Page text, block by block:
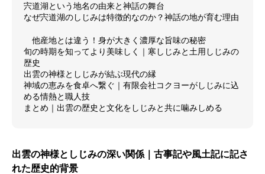
宍道湖という地名の由来と神話の舞台
なぜ宍道湖のしじみは特徴的なのか？神話の地が育む理由
他産地とは違う！身が大きく濃厚な旨味の秘密
旬の時期を知ってより美味しく｜寒しじみと土用しじみの
歴史
出雲の神様としじみが結ぶ現代の縁
神域の恵みを食卓へ繋ぐ｜有限会社コクヨーがしじみに込
める情熱と職人技
まとめ｜出雲の歴史と文化をしじみと共に噛みしめる
出雲の神様としじみの深い関係｜古事記や風土記に記さ
れた歴史的背景